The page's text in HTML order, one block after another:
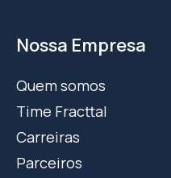
Nossa Empresa
Quem somos
Time Fracttal
Carreiras
Parceiros